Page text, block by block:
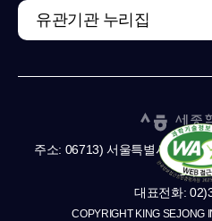
유관기관 누리집
주소: 06713) 서울특별시 서초
11,13
대표전화:
COPYRIGHT KING SEJONG